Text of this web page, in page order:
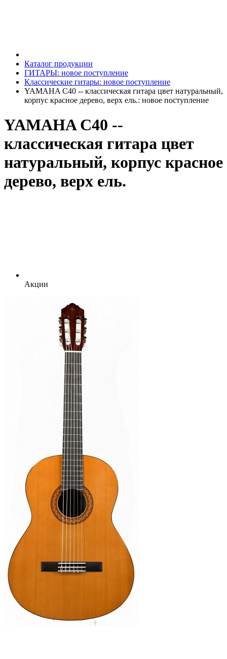
Каталог продукции
ГИТАРЫ: новое поступление
Классические гитары: новое поступление
YAMAHA C40 -- классическая гитара цвет натуральный,
корпус красное дерево, верх ель.: новое поступление
YAMAHA C40 --
классическая гитара цвет
натуральный, корпус красное
дерево, верх ель.
Акции